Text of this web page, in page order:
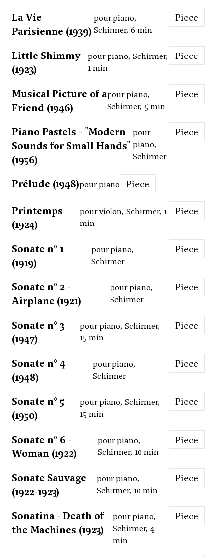
La Vie
Parisienne (1939)
pour piano,
Schirmer, 6 min
Piece
Little Shimmy
(1923)
pour piano, Schirmer,
1 min
Piece
Musical Picture of a
Friend (1946)
pour piano,
Schirmer, 5 min
Piece
Piano Pastels - "Modern
Sounds for Small Hands"
(1956)
pour
piano,
Schirmer
Piece
Prélude (1948)pour piano Piece
Printemps
(1924)
pour violon, Schirmer, 1
min
Piece
Sonate n° 1
(1919)
pour piano,
Schirmer
Piece
Sonate n° 2 -
Airplane (1921)
pour piano,
Schirmer
Piece
Sonate n° 3
(1947)
pour piano, Schirmer,
15 min
Piece
Sonate n° 4
(1948)
pour piano,
Schirmer
Piece
Sonate n° 5
(1950)
pour piano, Schirmer,
15 min
Piece
Sonate n° 6 -
Woman (1922)
pour piano,
Schirmer, 10 min
Piece
Sonate Sauvage
(1922-1923)
pour piano,
Schirmer, 10 min
Piece
Sonatina - Death of
the Machines (1923)
pour piano,
Schirmer, 4
min
Piece